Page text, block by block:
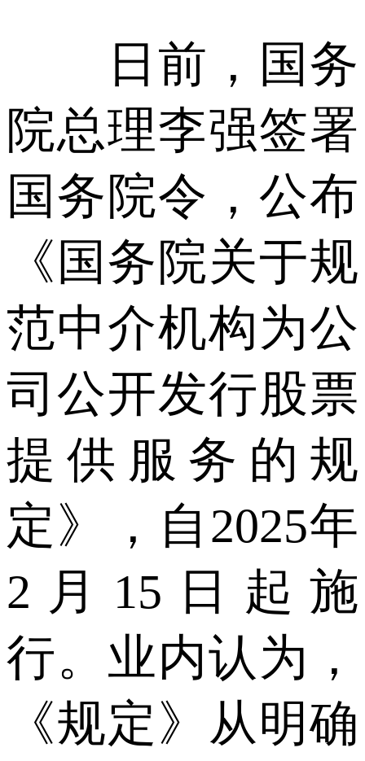
日前，国务
院总理李强签署
国务院令，公布
《国务院关于规
范中介机构为公
司公开发行股票
提供服务的规
定》，自2025年
2月15日起施
行。业内认为，
《规定》从明确